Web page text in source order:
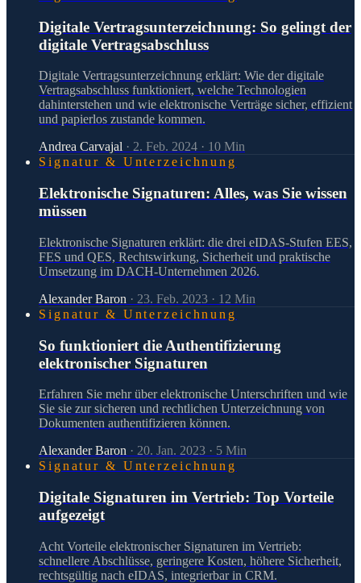
Digitale Vertragsunterzeichnung: So gelingt der
digitale Vertragsabschluss
Digitale Vertragsunterzeichnung erklärt: Wie der digitale
Vertragsabschluss funktioniert, welche Technologien
dahinterstehen und wie elektronische Verträge sicher, effizient
und papierlos zustande kommen.
Andrea Carvajal · 2. Feb. 2024 · 10 Min
Signatur & Unterzeichnung
Elektronische Signaturen: Alles, was Sie wissen
müssen
Elektronische Signaturen erklärt: die drei eIDAS-Stufen EES,
FES und QES, Rechtswirkung, Sicherheit und praktische
Umsetzung im DACH-Unternehmen 2026.
Alexander Baron · 23. Feb. 2023 · 12 Min
Signatur & Unterzeichnung
So funktioniert die Authentifizierung
elektronischer Signaturen
Erfahren Sie mehr über elektronische Unterschriften und wie
Sie sie zur sicheren und rechtlichen Unterzeichnung von
Dokumenten authentifizieren können.
Alexander Baron · 20. Jan. 2023 · 5 Min
Signatur & Unterzeichnung
Digitale Signaturen im Vertrieb: Top Vorteile
aufgezeigt
Acht Vorteile elektronischer Signaturen im Vertrieb:
schnellere Abschlüsse, geringere Kosten, höhere Sicherheit,
rechtsgültig nach eIDAS, integrierbar in CRM.